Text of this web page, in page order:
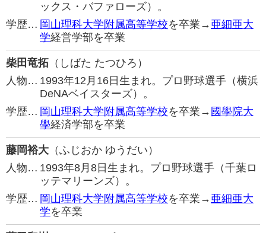
ックス・バファローズ）。
学歴… 岡山理科大学附属高等学校を卒業→ 亜細亜大
学経営学部を卒業
柴田竜拓 （しばた たつひろ）
人物… 1993年12月16日生まれ。プロ野球選手（横浜
DeNAベイスターズ）。
学歴… 岡山理科大学附属高等学校を卒業→ 國學院大
學経済学部を卒業
藤岡裕大 （ふじおか ゆうだい）
人物… 1993年8月8日生まれ。プロ野球選手（千葉ロ
ッテマリーンズ）。
学歴… 岡山理科大学附属高等学校を卒業→ 亜細亜大
学を卒業